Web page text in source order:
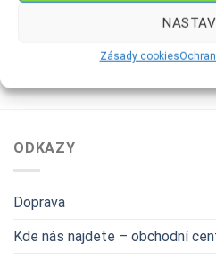
Zásady cookies
ODKAZY
Doprava
Kde nás najdete – obchodní